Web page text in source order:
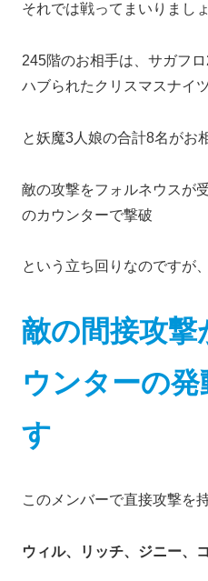
それでは戦ってまいりまし
245階のお相手は、サガフ
ハブられたクリスマスナイ
と妖魔3人娘の合計8名がお
敵の攻撃をフォルネウスが
のカウンターで撃破
という立ち回りなのですが
敵の間接攻撃
ウンターの
す
このメンバーで直接攻撃を
ウィル、リッチ、ジニー、